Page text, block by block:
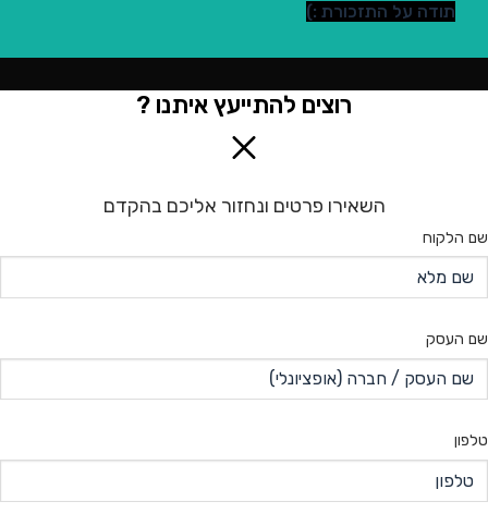
תודה על התזכורת :)
רוצים להתייעץ איתנו ?
השאירו פרטים ונחזור אליכם בהקדם
שם הלקוח
שם העסק
טלפון